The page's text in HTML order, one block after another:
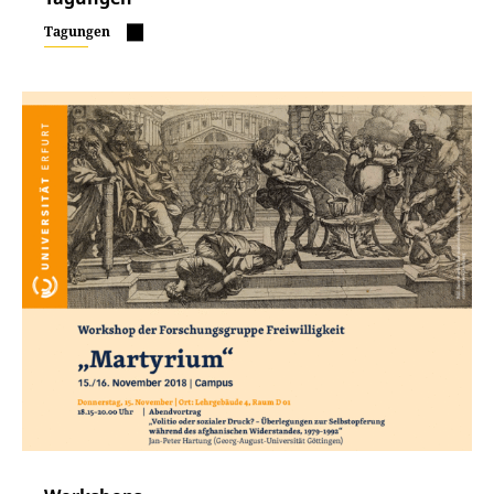
Gruyter Oldenbourg.
Markenzeichen der europäischen
Religionsgeschichte (Vorlesungen des
Interdisziplinären Forums Religion der Universität
Erfurt, Bd. 8), Münster 2012.
Klaus Arnold, Sabine Schmolinsky, Urs Martin Zahnd
(Hgg.), Das dargestellte Ich. Studien zu
Selbstzeugnissen des späteren Mittelalters und der
frühen Neuzeit (Selbstzeugnisse des Mittelalters und
der beginnenden Neuzeit, Bd. 1), Bochum 1999.
Reihe: Selbstzeugnisse des Mittelalters und der
beginnenden Neuzeit, zusammen mit Jörg Hillmann
und Markus Späth, Bochum: Verlag Dr. Dieter
Tagungen